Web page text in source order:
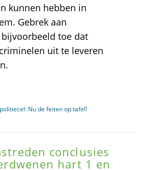
kunnen hebben in
Gebrek aan
toe dat
uit te leveren
Nu de feiten op tafel!
conclusies
hart 1 en